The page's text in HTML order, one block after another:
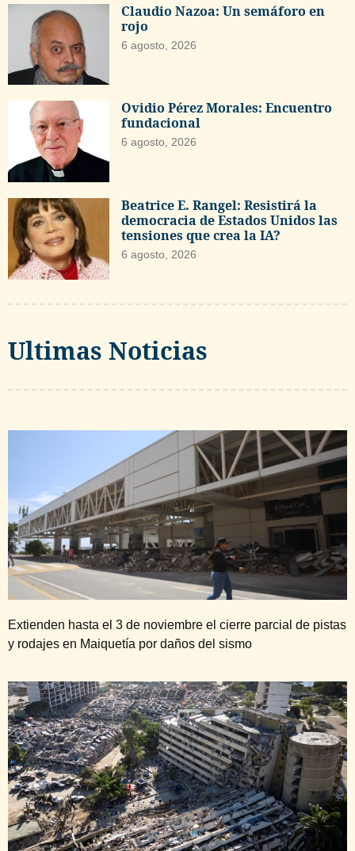
Claudio Nazoa: Un semáforo en
rojo
6 agosto, 2026
Ovidio Pérez Morales: Encuentro
fundacional
6 agosto, 2026
Beatrice E. Rangel: Resistirá la
democracia de Estados Unidos las
tensiones que crea la IA?
6 agosto, 2026
Ultimas Noticias
Extienden hasta el 3 de noviembre el cierre parcial de pistas
y rodajes en Maiquetía por daños del sismo